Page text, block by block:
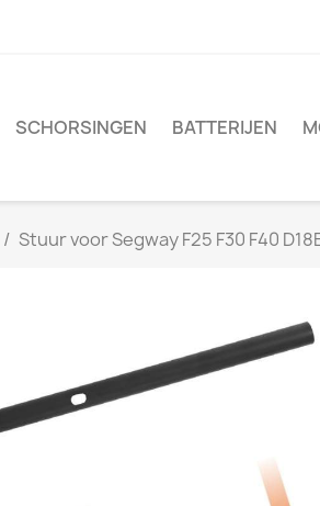
SCHORSINGEN BATTERIJEN
Stuur voor Segway F25 F30 F40